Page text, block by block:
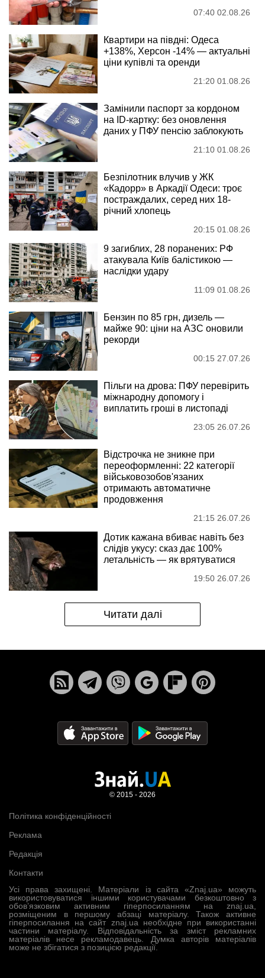
07:40 02.08.26
Квартири на півдні: Одеса
+138%, Херсон -14% — актуальні
ціни купівлі та оренди
21:20 01.08.26
Замінили паспорт за кордоном
на ID-картку: без оновлення
даних у ПФУ пенсію заблокують
21:10 01.08.26
Безпілотник влучив у ЖК
«Кадорр» в Аркадії Одеси: троє
постраждалих, серед них 18-
річний хлопець
20:15 01.08.26
9 загиблих, 28 поранених: РФ
атакувала Київ балістикою —
наслідки удару
11:09 01.08.26
Бензин по 85 грн, дизель —
майже 90: ціни на АЗС оновили
рекорди
00:15 27.07.26
Пільги на дрова: ПФУ перевірить
міжнародну допомогу і
виплатить гроші в листопаді
23:05 26.07.26
Відстрочка не зникне при
переоформленні: 22 категорії
військовозобов'язаних
отримають автоматичне
продовження
21:15 26.07.26
Дотик кажана вбиває навіть без
слідів укусу: сказ дає 100%
летальність — як врятуватися
19:50 26.07.26
Читати далі
Усі права захищені. Матеріали із сайта «Znaj.ua» можуть
використовуватися іншими користувачами безкоштовно з
обов’язковим активним гіперпосиланням на znaj.ua,
розміщеним в першому абзаці матеріалу. Також активне
гіперпосилання на сайт znaj.ua необхідне при використанні
частини матеріалу. Відповідальність за зміст рекламних
матеріалів несе рекламодавець. Думка авторів матеріалів
може не збігатися з позицією редакції.
Політика конфіденційності
Реклама
Редакція
Контакти
© 2015 - 2026